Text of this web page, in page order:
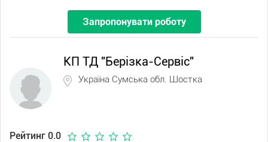
Запропонувати роботу
КП ТД "Берізка-Сервіс"
Україна Сумська обл. Шостка
Рейтинг 0.0